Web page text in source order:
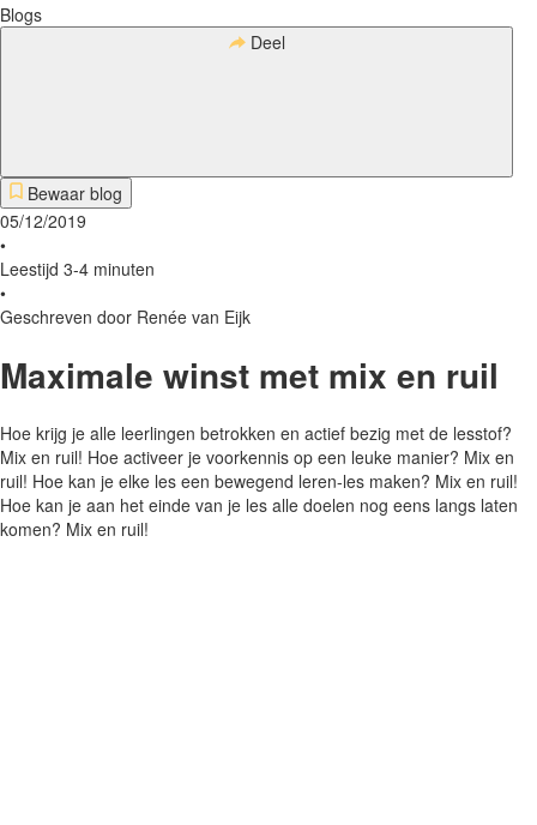
Blogs
Deel
Bewaar blog
05/12/2019
•
Leestijd 3-4 minuten
•
Geschreven door Renée van Eijk
Maximale winst met mix en ruil
Hoe krijg je alle leerlingen betrokken en actief bezig met de lesstof?
Mix en ruil! Hoe activeer je voorkennis op een leuke manier? Mix en
ruil! Hoe kan je elke les een bewegend leren-les maken? Mix en ruil!
Hoe kan je aan het einde van je les alle doelen nog eens langs laten
komen? Mix en ruil!